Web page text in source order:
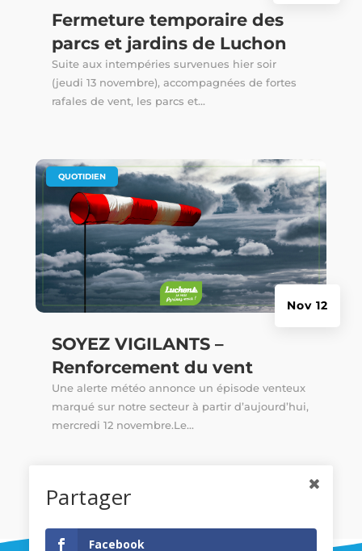
Fermeture temporaire des
parcs et jardins de Luchon
Suite aux intempéries survenues hier soir
(jeudi 13 novembre), accompagnées de fortes
rafales de vent, les parcs et...
SOYEZ VIGILANTS –
Renforcement du vent
Nov 12
QUOTIDIEN
Une alerte météo annonce un épisode venteux
marqué sur notre secteur à partir d’aujourd’hui,
mercredi 12 novembre.Le...
Partager
Facebook